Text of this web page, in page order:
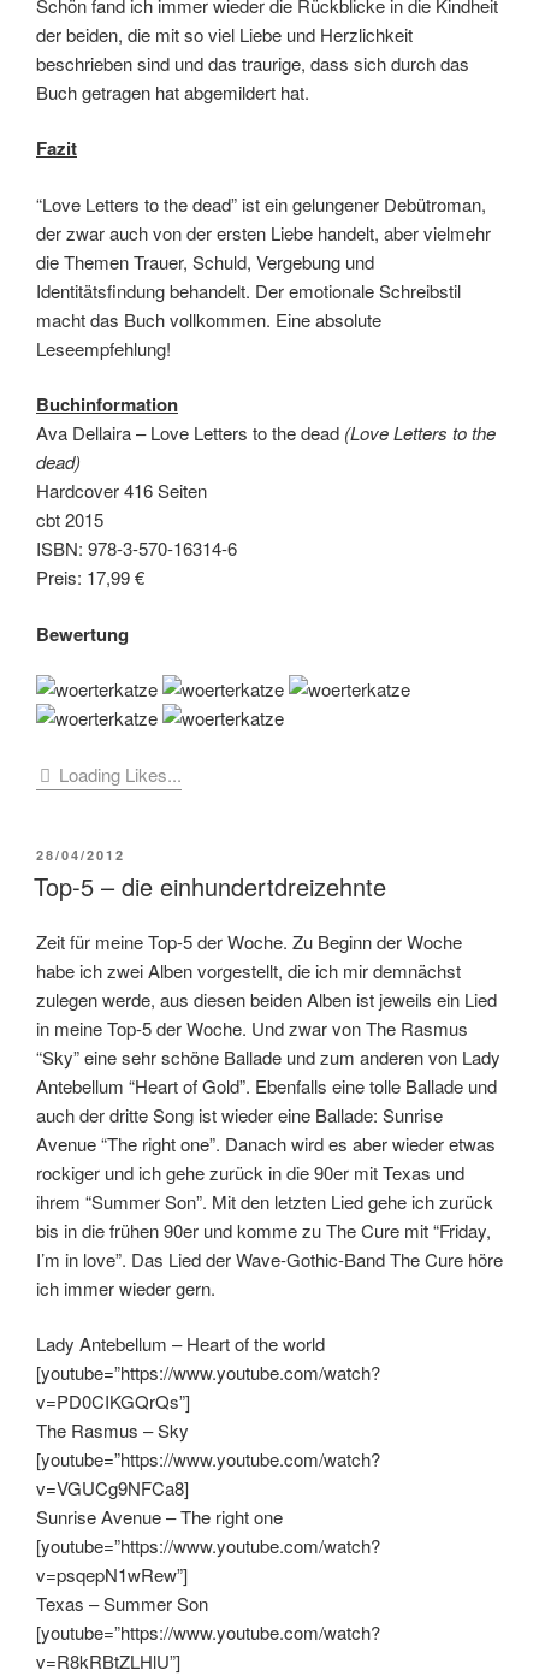
Schön fand ich immer wieder die Rückblicke in die Kindheit
der beiden, die mit so viel Liebe und Herzlichkeit
beschrieben sind und das traurige, dass sich durch das
Buch getragen hat abgemildert hat.
Fazit
“Love Letters to the dead” ist ein gelungener Debütroman,
der zwar auch von der ersten Liebe handelt, aber vielmehr
die Themen Trauer, Schuld, Vergebung und
Identitätsfindung behandelt. Der emotionale Schreibstil
macht das Buch vollkommen. Eine absolute
Leseempfehlung!
Buchinformation
Ava Dellaira – Love Letters to the dead (Love Letters to the
dead)
Hardcover 416 Seiten
cbt 2015
ISBN: 978-3-570-16314-6
Preis: 17,99 €
Bewertung
Loading Likes...
VERÖFFENTLICHT
AM
28/04/2012
Top-5 – die einhundertdreizehnte
Zeit für meine Top-5 der Woche. Zu Beginn der Woche
habe ich zwei Alben vorgestellt, die ich mir demnächst
zulegen werde, aus diesen beiden Alben ist jeweils ein Lied
in meine Top-5 der Woche. Und zwar von The Rasmus
“Sky” eine sehr schöne Ballade und zum anderen von Lady
Antebellum “Heart of Gold”. Ebenfalls eine tolle Ballade und
auch der dritte Song ist wieder eine Ballade: Sunrise
Avenue “The right one”. Danach wird es aber wieder etwas
rockiger und ich gehe zurück in die 90er mit Texas und
ihrem “Summer Son”. Mit den letzten Lied gehe ich zurück
bis in die frühen 90er und komme zu The Cure mit “Friday,
I’m in love”. Das Lied der Wave-Gothic-Band The Cure höre
ich immer wieder gern.
Lady Antebellum – Heart of the world
[youtube=”https://www.youtube.com/watch?
v=PD0CIKGQrQs”]
The Rasmus – Sky
[youtube=”https://www.youtube.com/watch?
v=VGUCg9NFCa8]
Sunrise Avenue – The right one
[youtube=”https://www.youtube.com/watch?
v=psqepN1wRew”]
Texas – Summer Son
[youtube=”https://www.youtube.com/watch?
v=R8kRBtZLHlU”]